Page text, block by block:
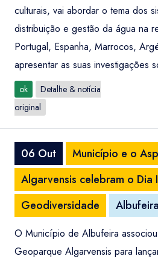
culturais, vai abordar o tema dos
distribuição e gestão da água na
Portugal, Espanha, Marrocos,
apresentar as suas investigações
ok
Detalhe & notícia
original
06 Out
Município e o
Algarvensis celebram o Dia
Geodiversidade
Albufeira
O Município de Albufeira
Geoparque Algarvensis para